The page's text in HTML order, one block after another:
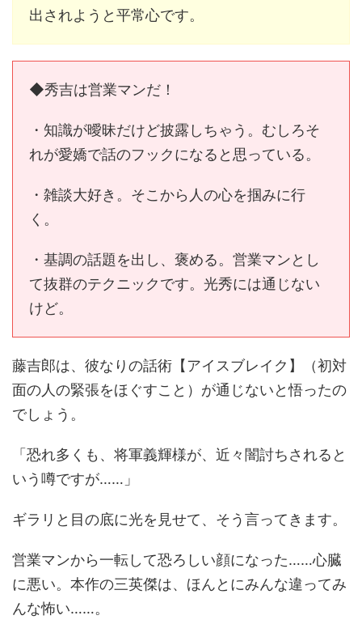
出されようと平常心です。
◆秀吉は営業マンだ！
・知識が曖昧だけど披露しちゃう。むしろそ
れが愛嬌で話のフックになると思っている。
・雑談大好き。そこから人の心を掴みに行
く。
・基調の話題を出し、褒める。営業マンとし
て抜群のテクニックです。光秀には通じない
けど。
藤吉郎は、彼なりの話術【アイスブレイク】（初対
面の人の緊張をほぐすこと）が通じないと悟ったの
でしょう。
「恐れ多くも、将軍義輝様が、近々闇討ちされると
いう噂ですが……」
ギラリと目の底に光を見せて、そう言ってきます。
営業マンから一転して恐ろしい顔になった……心臓
に悪い。本作の三英傑は、ほんとにみんな違ってみ
んな怖い……。